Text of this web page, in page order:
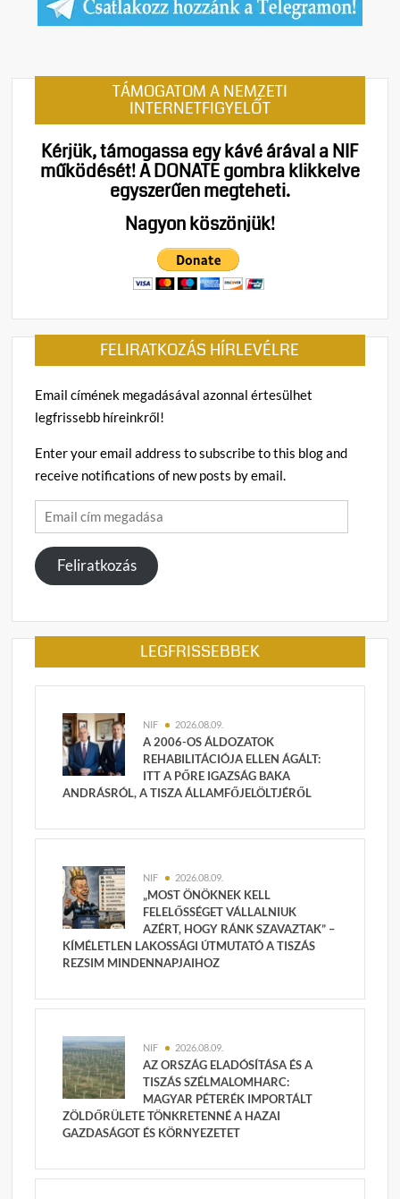
TÁMOGATOM A NEMZETI
INTERNETFIGYELŐT
Kérjük, támogassa egy kávé árával a NIF
működését!A DONATE gombra klikkelve
egyszerűen megteheti.
Nagyon köszönjük!
FELIRATKOZÁS HÍRLEVÉLRE
Email címének megadásával azonnal értesülhet
legfrissebb híreinkről!
Enter your email address to subscribe to this blog and
receive notifications of new posts by email.
Email
cím
megadása
Feliratkozás
LEGFRISSEBBEK
NIF 2026.08.09.
A 2006-OS ÁLDOZATOK
REHABILITÁCIÓJA ELLEN ÁGÁLT:
ITT A PŐRE IGAZSÁG BAKA
ANDRÁSRÓL, A TISZA ÁLLAMFŐJELÖLTJÉRŐL
NIF 2026.08.09.
„MOST ÖNÖKNEK KELL
FELELŐSSÉGET VÁLLALNIUK
AZÉRT, HOGY RÁNK SZAVAZTAK” –
KÍMÉLETLEN LAKOSSÁGI ÚTMUTATÓ A TISZÁS
REZSIM MINDENNAPJAIHOZ
NIF 2026.08.09.
AZ ORSZÁG ELADÓSÍTÁSA ÉS A
TISZÁS SZÉLMALOMHARC:
MAGYAR PÉTERÉK IMPORTÁLT
ZÖLDŐRÜLETE TÖNKRETENNÉ A HAZAI
GAZDASÁGOT ÉS KÖRNYEZETET